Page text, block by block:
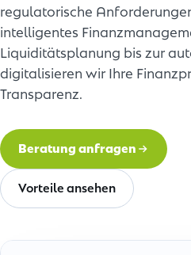
regulatorische
intelligentes
Liquiditätsplanung bis zur
digitalisieren wir Ihre
Transparenz.
Beratung anfragen
Vorteile ansehen